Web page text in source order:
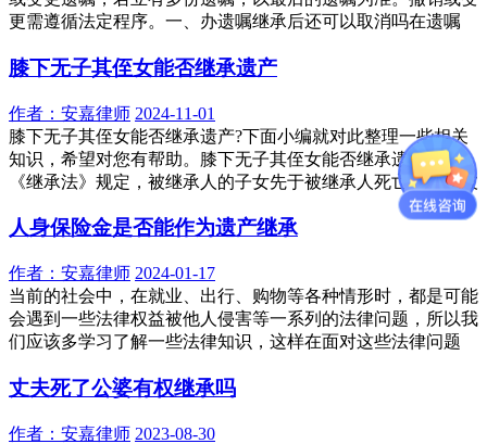
更需遵循法定程序。一、办遗嘱继承后还可以取消吗在遗嘱
膝下无子其侄女能否继承遗产
作者： 安嘉律师 2024-11-01
膝下无子其侄女能否继承遗产?下面小编就对此整理一些相关
知识，希望对您有帮助。膝下无子其侄女能否继承遗产根据
《继承法》规定，被继承人的子女先于被继承人死亡的，由被
人身保险金是否能作为遗产继承
作者： 安嘉律师 2024-01-17
当前的社会中，在就业、出行、购物等各种情形时，都是可能
会遇到一些法律权益被他人侵害等一系列的法律问题，所以我
们应该多学习了解一些法律知识，这样在面对这些法律问题
丈夫死了公婆有权继承吗
作者： 安嘉律师 2023-08-30